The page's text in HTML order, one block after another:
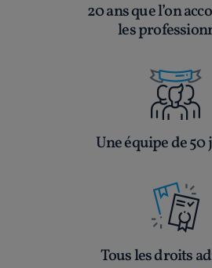
20 ans que l’on
les
Une équipe de
Tous les droits